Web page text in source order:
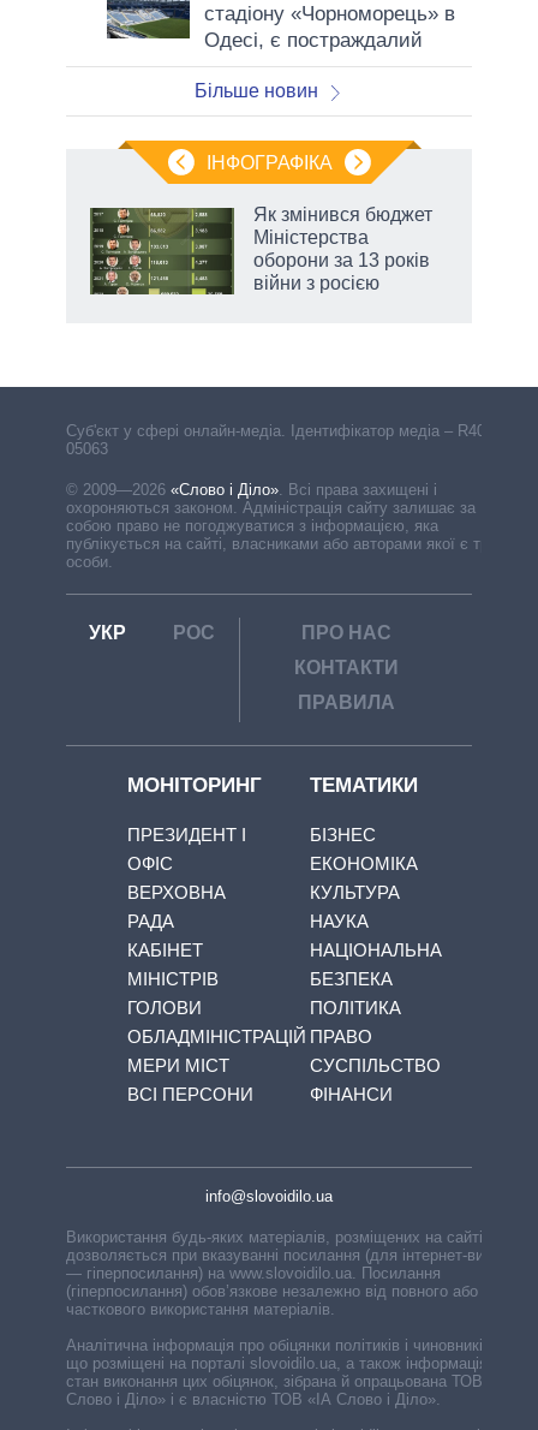
стадіону «Чорноморець» в
Одесі, є постраждалий
Більше новин
ІНФОГРАФІКА
Як змінився бюджет
Міністерства
оборони за 13 років
війни з росією
Cуб'єкт у сфері онлайн-медіа. Ідентифікатор медіа – R40-
05063
© 2009—2026 «Слово і Діло» Всі права захищені і
охороняються законом. Адміністрація сайту залишає за
собою право не погоджуватися з інформацією, яка
публікується на сайті, власниками або авторами якої є треті
особи.
УКР РОС
ПРО НАС
КОНТАКТИ
ПРАВИЛА
МОНІТОРИНГ
ПРЕЗИДЕНТ І
ОФІС
ВЕРХОВНА
РАДА
КАБІНЕТ
МІНІСТРІВ
ГОЛОВИ
ОБЛАДМІНІСТРАЦІЙ
МЕРИ МІСТ
ВСІ ПЕРСОНИ
ТЕМАТИКИ
БІЗНЕС
ЕКОНОМІКА
КУЛЬТУРА
НАУКА
НАЦІОНАЛЬНА
БЕЗПЕКА
ПОЛІТИКА
ПРАВО
СУСПІЛЬСТВО
ФІНАНСИ
info@slovoidilo.ua
Використання будь-яких матеріалів, розміщених на сайті,
дозволяється при вказуванні посилання (для інтернет-видань
— гіперпосилання) на www.slovoidilo.ua. Посилання
(гіперпосилання) обов’язкове незалежно від повного або
часткового використання матеріалів.
Аналітична інформація про обіцянки політиків і чиновників,
що розміщені на порталі slovoidilo.ua, а також інформація про
стан виконання цих обіцянок, зібрана й опрацьована ТОВ «ІА
Слово і Діло» і є власністю ТОВ «ІА Слово і Діло».